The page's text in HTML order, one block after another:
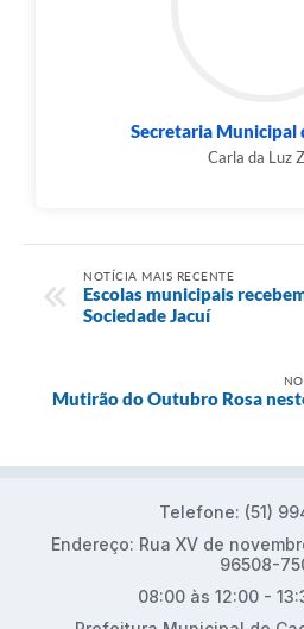
Secretaria Municipal
Carla da Luz
NOTÍCIA MAIS RECENTE
Escolas municipais
Sociedade Jacuí
Mutirão do Outubro Rosa
Telefone: (51)
Endereço: Rua XV de
96508-
08:00 às 12:00 -